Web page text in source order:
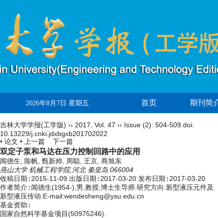
2026年8月7日 星期五 首页 期刊简
吉林大学学报(工学版) ›› 2017 Vol. 47 ›› Issue (2): 504-509. doi:
10.13229/j.cnki.jdxbgxb201702022
• 论文 •
上一篇 下一篇
双定子泵和马达在压力控制回路中的应用
闻德生, 陈帆, 甄新帅, 周聪, 王京, 商旭东
燕山大学 机械工程学院,河北 秦皇岛 066004
收稿日期: 2015-11-09 出版日期: 2017-03-20 发布日期: 2017-03-20
作者简介: 闻德生(1954-),男,教授,博士生导师.研究方向:新型液压元件及
新型液压传动.E-mail:wendesheng@ysu.edu.cn
基金资助:
国家自然科学基金项目(50975246).